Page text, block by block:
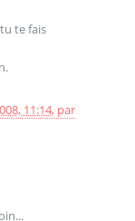
te fais
11:14, par